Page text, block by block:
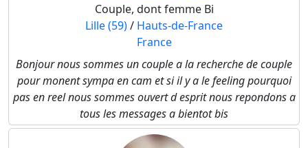
Couple, dont femme Bi
Lille (59)/ Hauts-de-France
France
Bonjour nous sommes un couple a la recherche de couple
pour monent sympa en cam et si il y a le feeling pourquoi
pas en reel nous sommes ouvert d esprit nous repondons a
tous les messages a bientot bis